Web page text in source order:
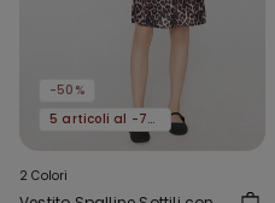
-50%
5 articoli al -70%
2 Colori